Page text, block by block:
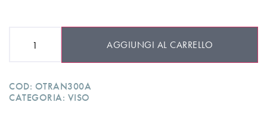
AGGIUNGI AL CARRELLO
COD: OTRAN300A
CATEGORIA: VISO